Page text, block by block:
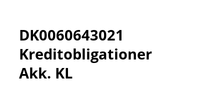
DK0060643021
Kreditobligationer
Akk. KL